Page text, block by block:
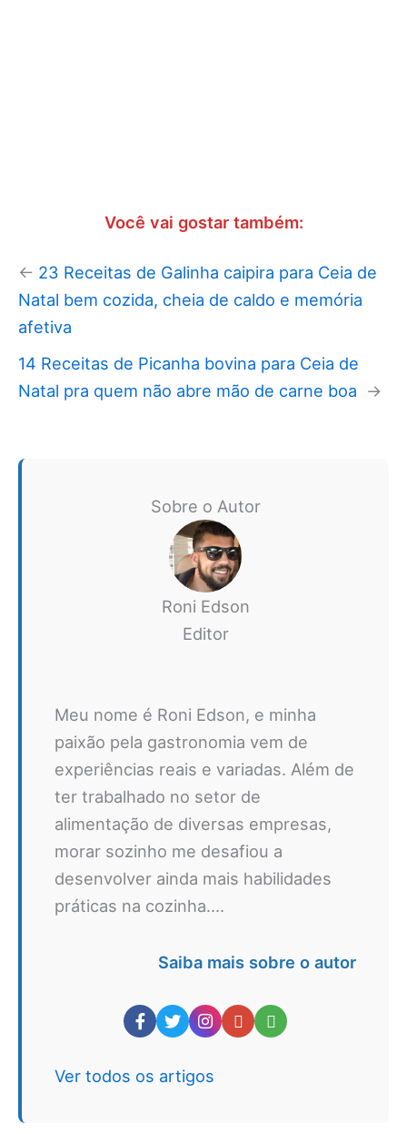
Você vai gostar também:
← 23 Receitas de Galinha caipira para Ceia de
Natal bem cozida, cheia de caldo e memória
afetiva
14 Receitas de Picanha bovina para Ceia de
Natal pra quem não abre mão de carne boa →
Sobre o Autor
Roni Edson
Editor
Meu nome é Roni Edson, e minha
paixão pela gastronomia vem de
experiências reais e variadas. Além de
ter trabalhado no setor de
alimentação de diversas empresas,
morar sozinho me desafiou a
desenvolver ainda mais habilidades
práticas na cozinha....
Saiba mais sobre o autor
Ver todos os artigos